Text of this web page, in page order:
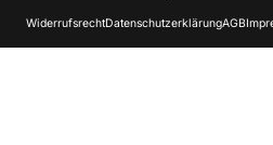
WiderrufsrechtDatenschutzerklärungAGB